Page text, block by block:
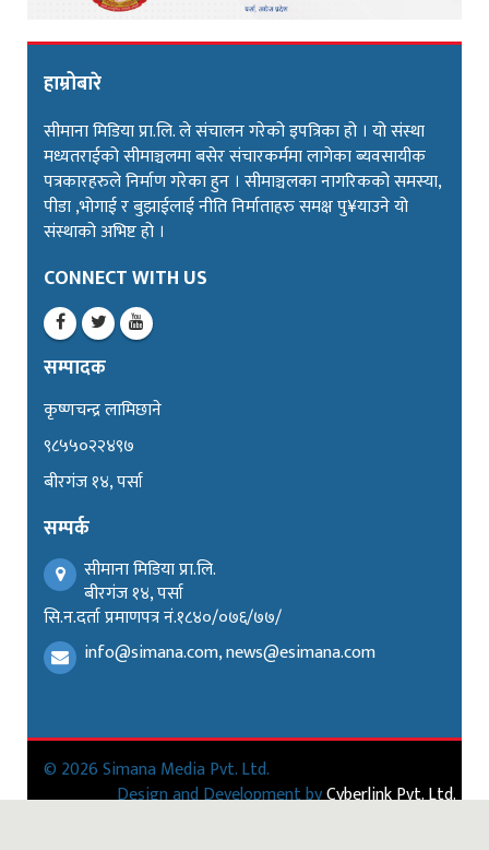
हाम्रोबारे
सीमाना मिडिया प्रा.लि. ले संचालन गरेको इपत्रिका हो । यो संस्था
मध्यतराईको सीमाञ्चलमा बसेर संचारकर्ममा लागेका ब्यवसायीक
पत्रकारहरुले निर्माण गरेका हुन । सीमाञ्चलका नागरिकको समस्या,
पीडा ,भोगाई र बुझाईलाई नीति निर्माताहरु समक्ष पु¥याउने यो
संस्थाको अभिष्ट हो ।
CONNECT WITH US
सम्पादक
कृष्णचन्द्र लामिछाने
९८५५०२२४९७
बीरगंज १४, पर्सा
सम्पर्क
सीमाना मिडिया प्रा.लि.
बीरगंज १४, पर्सा
सि.न.दर्ता प्रमाणपत्र नं.१८४०/०७६/७७/
info@simana.com, news@esimana.com
© 2026 Simana Media Pvt. Ltd.
Design and Development byCyberlink Pvt. Ltd.